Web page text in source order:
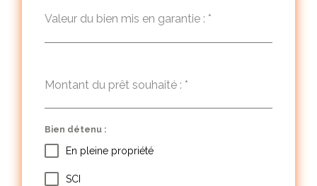
Valeur du bien mis en garantie : *
Montant du prêt souhaité : *
Bien détenu :
En pleine propriété
SCI